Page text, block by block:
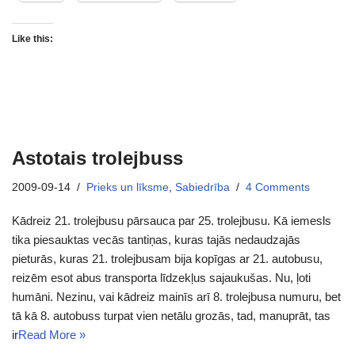
Like this:
Astotais trolejbuss
2009-09-14 Prieks un līksme, Sabiedrība 4 Comments
Kādreiz 21. trolejbusu pārsauca par 25. trolejbusu. Kā iemesls
tika piesauktas vecās tantiņas, kuras tajās nedaudzajās
pieturās, kuras 21. trolejbusam bija kopīgas ar 21. autobusu,
reizēm esot abus transporta līdzekļus sajaukušas. Nu, ļoti
humāni. Nezinu, vai kādreiz mainīs arī 8. trolejbusa numuru, bet
tā kā 8. autobuss turpat vien netālu grozās, tad, manuprāt, tas
irRead More »